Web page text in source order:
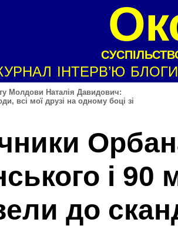
ІНТЕРВ’Ю БЛОГИ
Молдови Наталія Давидович:
всі мої друзі на одному боці зі
і 90
до